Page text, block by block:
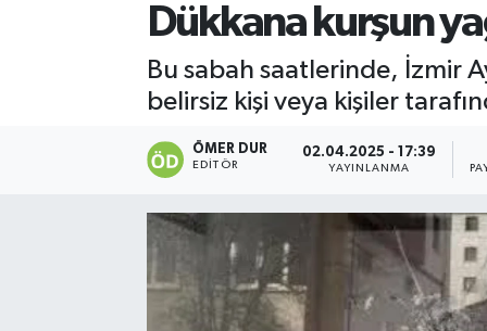
Dükkana kurşun
Bu sabah saatlerinde, İzmir
belirsiz kişi veya kişiler
ÖMER DUR
EDITÖR
02.04.2025 - 17:39
YAYINLANMA
İzmir Namaz Vakitleri
İzmir Trafik Yoğunluk Haritası
Süper Lig Puan Durumu ve Fikstür
Son Dakika Haberleri